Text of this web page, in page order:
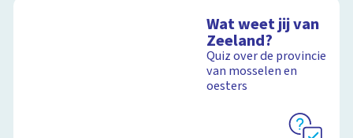
twaalf provincies van
Nederland
Wat weet jij van
Zeeland?
Quiz over de provincie
van mosselen en
oesters